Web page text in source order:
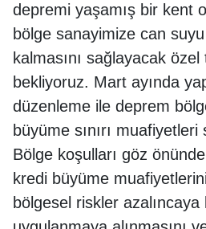
depremi yaşamış bir kent
bölge sanayimize can
kalmasını sağlayacak
bekliyoruz. Mart ayında
düzenleme ile deprem
büyüme sınırı
Bölge koşulları göz
kredi büyüme
bölgesel riskler